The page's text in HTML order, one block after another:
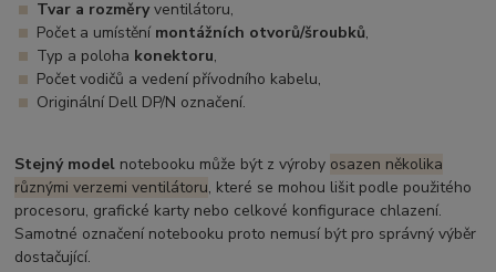
Tvar a rozměryventilátoru,
Počet a umístění montážních otvorů/šroubků,
Typ a poloha konektoru,
Počet vodičů a vedení přívodního kabelu,
Originální Dell DP/N označení.
Stejný model notebooku může být z výroby osazen několika
různými verzemi ventilátoru, které se mohou lišit podle použitého
procesoru, grafické karty nebo celkové konfigurace chlazení.
Samotné označení notebooku proto nemusí být pro správný výběr
dostačující.